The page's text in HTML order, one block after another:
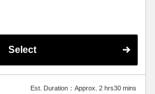
Select
Est. Duration：Approx. 2 hrs30 mins